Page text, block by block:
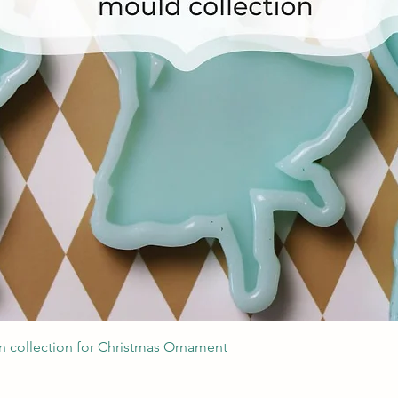
Швидкий перегляд
collection for Christmas Ornament